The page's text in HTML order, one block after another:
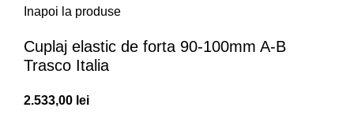
Inapoi la produse
Cuplaj elastic de forta 90-100mm A-B
Trasco Italia
2.533,00 lei